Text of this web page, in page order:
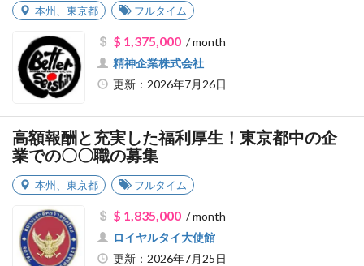
本州 東京都 フルタイム
$ 1,375,000/ month
精神企業株式会社
更新：2026年7月26日
高額報酬と充実した福利厚生！東京都中の企
業での〇〇職の募集
本州 東京都 フルタイム
$ 1,835,000/ month
ロイヤルタイ大使館
更新：2026年7月25日